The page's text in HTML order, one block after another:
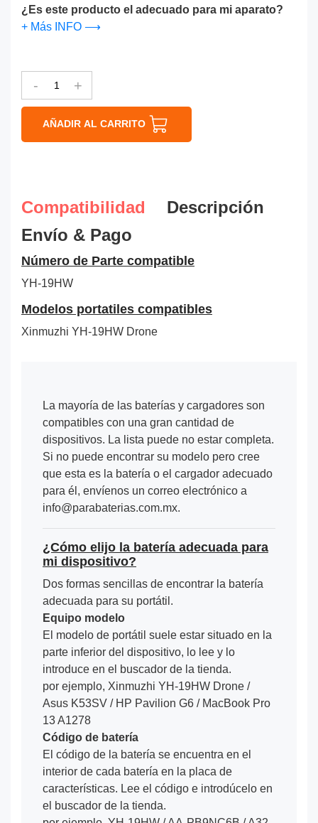
¿Es este producto el adecuado para mi aparato?
+ Más INFO ⟶
- +
AÑADIR AL CARRITO
Compatibilidad
Descripción
Envío & Pago
Número de Parte compatible
YH-19HW
Modelos portatiles compatibles
Xinmuzhi YH-19HW Drone
La mayoría de las baterías y cargadores son
compatibles con una gran cantidad de
dispositivos. La lista puede no estar completa.
Si no puede encontrar su modelo pero cree
que esta es la batería o el cargador adecuado
para él, envíenos un correo electrónico a
info@parabaterias.com.mx.
¿Cómo elijo la batería adecuada para
mi dispositivo?
Dos formas sencillas de encontrar la batería
adecuada para su portátil.
Equipo modelo
El modelo de portátil suele estar situado en la
parte inferior del dispositivo, lo lee y lo
introduce en el buscador de la tienda.
por ejemplo, Xinmuzhi YH-19HW Drone /
Asus K53SV / HP Pavilion G6 / MacBook Pro
13 A1278
Código de batería
El código de la batería se encuentra en el
interior de cada batería en la placa de
características. Lee el código e introdúcelo en
el buscador de la tienda.